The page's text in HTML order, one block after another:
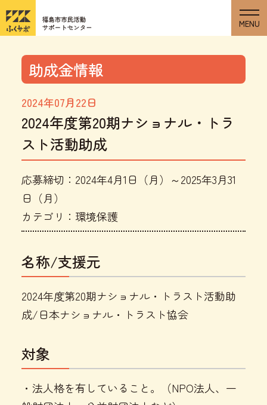
助成金情報
2024年07月22日
2024年度第20期ナショナル・トラ
スト活動助成
応募締切：2024年4月1日（月）～2025年3月31
日（月）
カテゴリ：環境保護
名称/支援元
2024年度第20期ナショナル・トラスト活動助
成/日本ナショナル・トラスト協会
対象
・法人格を有していること。（NPO法人、一